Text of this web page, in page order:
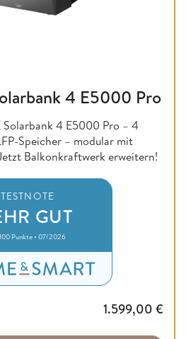
4 E5000 Pro
Solarbank 4 E5000 Pro – 4
Speicher – modular mit
Balkonkraftwerk erweitern!
TESTNOTE
GUT
Punkte • 07/2026
1.599,00 €